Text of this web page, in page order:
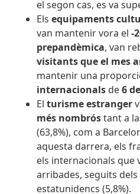
el segon cas, es va
Elsequipaments
van mantenir vora el-
prepandèmica, van
visitants que el mes
mantenir una
internacionals de6
El turisme estranger
més nombróstant a
(63,8%), com a
aquesta darrera, els
els internacionals que
arribades, seguits dels
estatunidencs (5,8%).